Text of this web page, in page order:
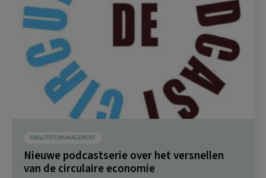
KWALITEITSMANAGEMENT
Nieuwe podcastserie over het versnellen
van de circulaire economie